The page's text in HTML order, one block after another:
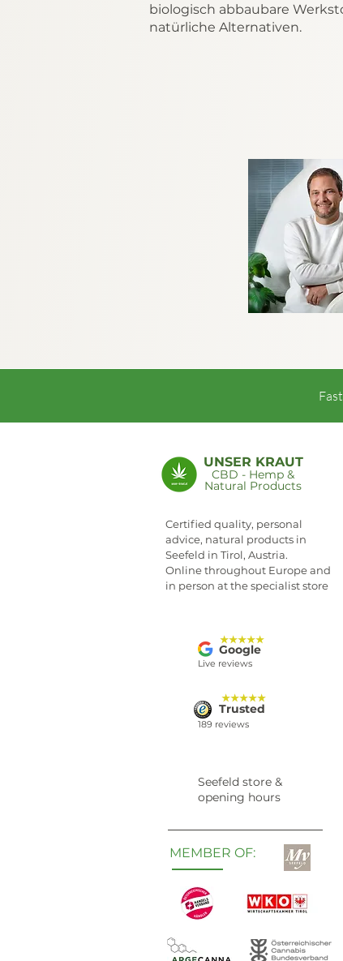
biologisch abbaubare
natürliche Alternativen.
UNSER KRAUT
CBD - Hemp &
Natural Products
Certified quality, personal
advice, natural products in
Seefeld in Tirol, Austria.
Online throughout Europe and
in person at the specialist store
★★★★★
Google
Live reviews
★★★★★
Trusted
189 reviews
Seefeld store &
opening hours
MEMBER OF: